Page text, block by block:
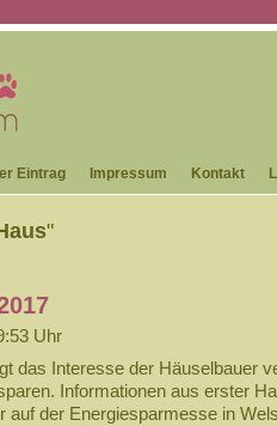
Eintrag Impressum Kontakt
"
Uhr
das Interesse der Häuselbauer
Informationen aus erster
auf der Energiesparmesse in